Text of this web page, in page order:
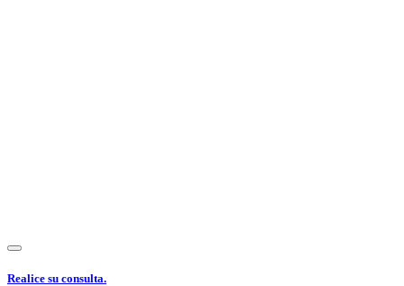
Realice su consulta.